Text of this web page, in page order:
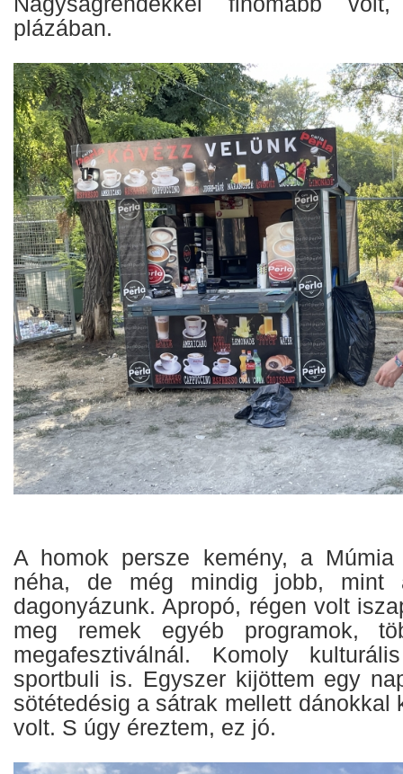
plázában.
A homok persze kemény, a
néha, de még mindig jobb, mint
dagonyázunk. Apropó, régen volt
meg remek egyéb programok,
megafesztiválnál. Komoly
sportbuli is. Egyszer kijöttem egy
sötétedésig a sátrak mellett dánokkal
volt. S úgy éreztem, ez jó.